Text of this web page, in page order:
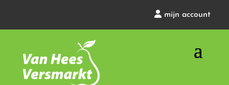
mijn account